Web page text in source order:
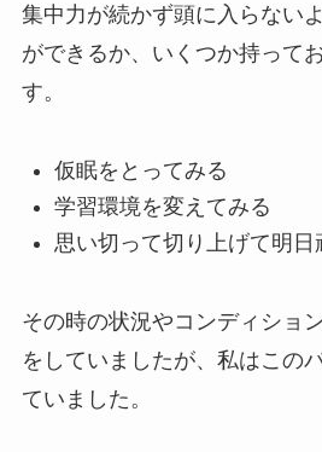
集中力が続かず頭に入らない
ができるか、いくつか持って
す。
仮眠をとってみる
学習環境を変えてみる
思い切って切り上げて明日
その時の状況やコンディショ
をしていましたが、私はこの
ていました。